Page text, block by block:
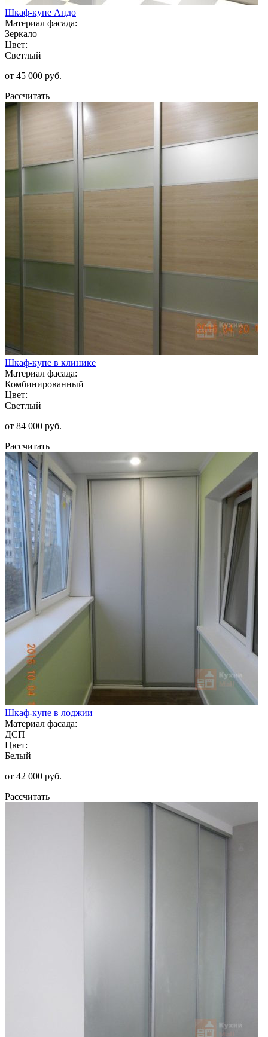
Шкаф-купе Андо
Материал фасада:
Зеркало
Цвет:
Светлый
от 45 000 руб.
Рассчитать
Шкаф-купе в клинике
Материал фасада:
Комбинированный
Цвет:
Светлый
от 84 000 руб.
Рассчитать
Шкаф-купе в лоджии
Материал фасада:
ДСП
Цвет:
Белый
от 42 000 руб.
Рассчитать